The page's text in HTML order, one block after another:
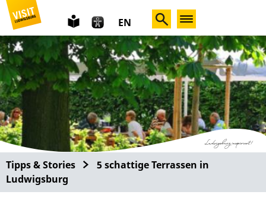
leichte
Sprache
EN
Tipps & Stories
5 schattige Terrassen in
Ludwigsburg